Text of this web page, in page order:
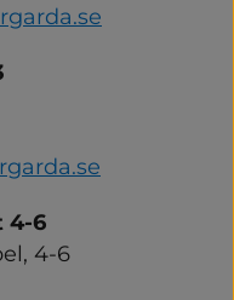
4-6
4-6